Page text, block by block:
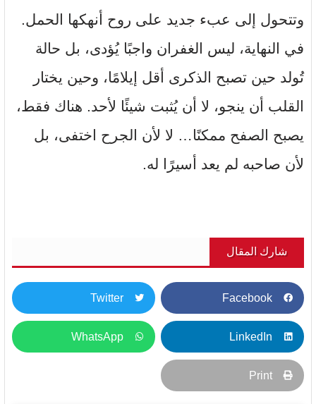
وتتحول إلى عبء جديد على روح أنهكها الحمل.
في النهاية، ليس الغفران واجبًا يُؤدى، بل حالة
تُولد حين تصبح الذكرى أقل إيلامًا، وحين يختار
القلب أن ينجو، لا أن يُثبت شيئًا لأحد. هناك فقط،
يصبح الصفح ممكنًا… لا لأن الجرح اختفى، بل
لأن صاحبه لم يعد أسيرًا له.
شارك المقال
Facebook
Twitter
LinkedIn
WhatsApp
Print